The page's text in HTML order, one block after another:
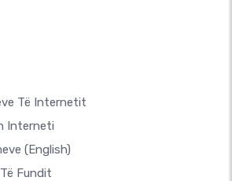
Të Internetit
Interneti
(English)
Fundit